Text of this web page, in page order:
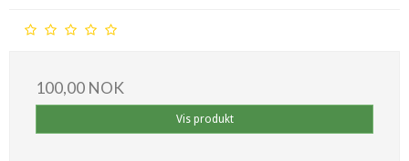
100,00 NOK
Vis produkt